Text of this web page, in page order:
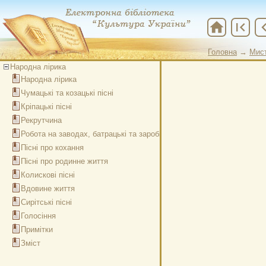
Головна →
home first_page chevron_left
Народна лірика
Народна лірика
Чумацькі та козацькі пісні
Кріпацькі пісні
Рекрутчина
Робота на заводах, батрацькі та заробітчанські пісні
Пісні про кохання
Пісні про родинне життя
Колискові пісні
Вдовине життя
Сирітські пісні
Голосіння
Примітки
Зміст